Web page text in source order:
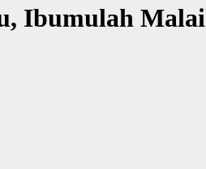
Ibumulah